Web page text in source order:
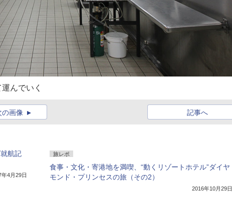
んでいく
記事へ
の画像
航記
年4月29日
旅レポ
食事・文化・寄港地を満喫、“動くリゾートホテル”ダイヤ
モンド・プリンセスの旅（その2）
2016年10月29日